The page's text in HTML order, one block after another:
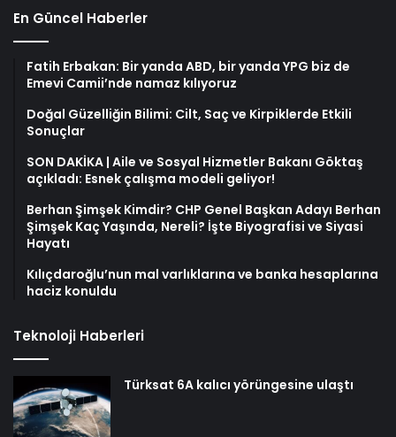
En Güncel Haberler
Fatih Erbakan: Bir yanda ABD, bir yanda YPG biz de
Emevi Camii’nde namaz kılıyoruz
Doğal Güzelliğin Bilimi: Cilt, Saç ve Kirpiklerde Etkili
Sonuçlar
SON DAKİKA | Aile ve Sosyal Hizmetler Bakanı Göktaş
açıkladı: Esnek çalışma modeli geliyor!
Berhan Şimşek Kimdir? CHP Genel Başkan Adayı Berhan
Şimşek Kaç Yaşında, Nereli? İşte Biyografisi ve Siyasi
Hayatı
Kılıçdaroğlu’nun mal varlıklarına ve banka hesaplarına
haciz konuldu
Teknoloji Haberleri
Türksat 6A kalıcı yörüngesine ulaştı